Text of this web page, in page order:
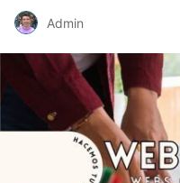
Admin